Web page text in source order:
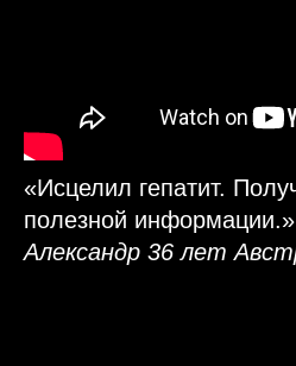
«Исцелил гепатит.
полезной информации.»
Александр 36 лет